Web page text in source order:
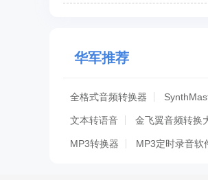
华军推荐
全格式音频转换器
文本转语音 金飞翼音频转换
MP3转换器 MP3定时录音软